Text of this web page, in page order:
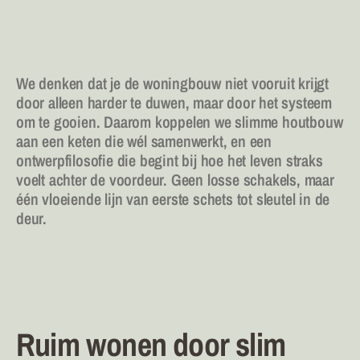
We denken dat je de woningbouw niet vooruit krijgt
door alleen harder te duwen, maar door het systeem
om te gooien. Daarom koppelen we slimme houtbouw
aan een keten die wél samenwerkt, en een
ontwerpfilosofie die begint bij hoe het leven straks
voelt achter de voordeur. Geen losse schakels, maar
één vloeiende lijn van eerste schets tot sleutel in de
deur.
Ruim wonen door slim